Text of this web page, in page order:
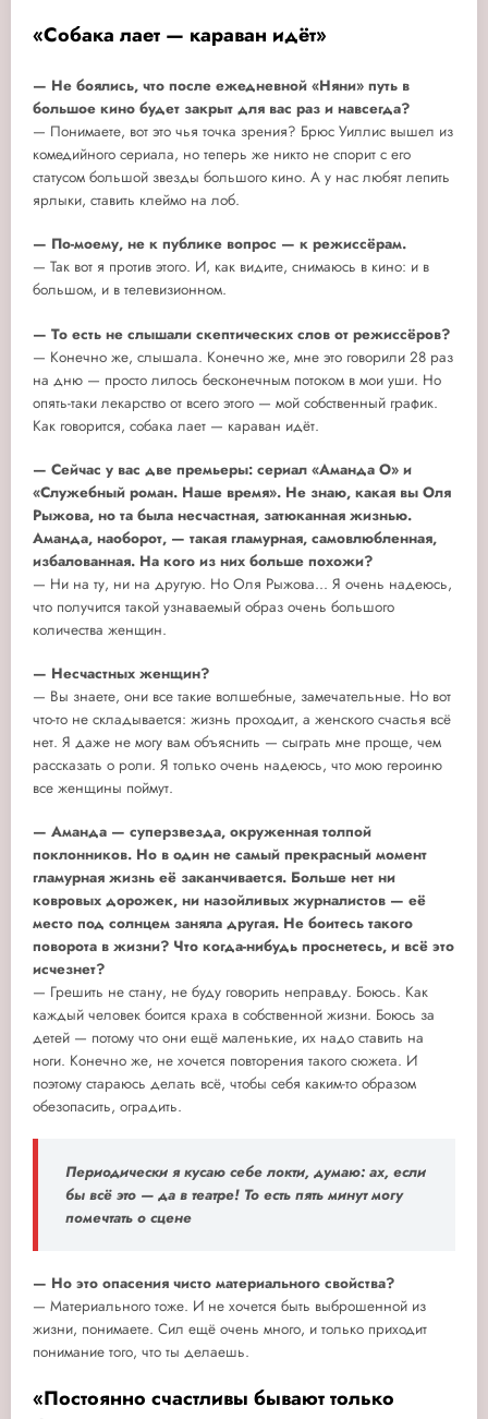
«Собака лает — караван идёт»
— Не боялись, что после ежедневной «Няни» путь в
большое кино будет закрыт для вас раз и навсегда?
— Понимаете, вот это чья точка зрения? Брюс Уиллис вышел из
комедийного сериала, но теперь же никто не спорит с его
статусом большой звезды большого кино. А у нас любят лепить
ярлыки, ставить клеймо на лоб.
— По-моему, не к публике вопрос — к режиссёрам.
— Так вот я против этого. И, как видите, снимаюсь в кино: и в
большом, и в телевизионном.
— То есть не слышали скептических слов от режиссёров?
— Конечно же, слышала. Конечно же, мне это говорили 28 раз
на дню — просто лилось бесконечным потоком в мои уши. Но
опять-таки лекарство от всего этого — мой собственный график.
Как говорится, собака лает — караван идёт.
— Сейчас у вас две премьеры: сериал «Аманда О» и
«Служебный роман. Наше время». Не знаю, какая вы Оля
Рыжова, но та была несчастная, затюканная жизнью.
Аманда, наоборот, — такая гламурная, самовлюбленная,
избалованная. На кого из них больше похожи?
— Ни на ту, ни на другую. Но Оля Рыжова... Я очень надеюсь,
что получится такой узнаваемый образ очень большого
количества женщин.
— Несчастных женщин?
— Вы знаете, они все такие волшебные, замечательные. Но вот
что-то не складывается: жизнь проходит, а женского счастья всё
нет. Я даже не могу вам объяснить — сыграть мне проще, чем
рассказать о роли. Я только очень надеюсь, что мою героиню
все женщины поймут.
— Аманда — суперзвезда, окруженная толпой
поклонников. Но в один не самый прекрасный момент
гламурная жизнь её заканчивается. Больше нет ни
ковровых дорожек, ни назойливых журналистов — её
место под солнцем заняла другая. Не боитесь такого
поворота в жизни? Что когда-нибудь проснетесь, и всё это
исчезнет?
— Грешить не стану, не буду говорить неправду. Боюсь. Как
каждый человек боится краха в собственной жизни. Боюсь за
детей — потому что они ещё маленькие, их надо ставить на
ноги. Конечно же, не хочется повторения такого сюжета. И
поэтому стараюсь делать всё, чтобы себя каким-то образом
обезопасить, оградить.
Периодически я кусаю себе локти, думаю: ах, если
бы всё это — да в театре! То есть пять минут могу
помечтать о сцене
— Но это опасения чисто материального свойства?
— Материального тоже. И не хочется быть выброшенной из
жизни, понимаете. Сил ещё очень много, и только приходит
понимание того, что ты делаешь.
«Постоянно счастливы бывают только